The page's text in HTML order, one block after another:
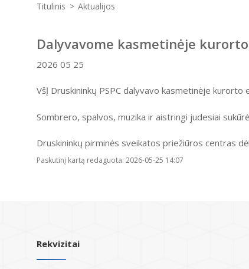
Titulinis Aktualijos
Dalyvavome kasmetinėje
2026 05 25
VšĮ Druskininkų PSPC dalyvavo kasmetinėje kurorto
Sombrero, spalvos, muzika ir aistringi judesiai
Druskininkų pirminės sveikatos priežiūros centras
Paskutinį kartą redaguota: 2026-05-25 14:07
Rekvizitai